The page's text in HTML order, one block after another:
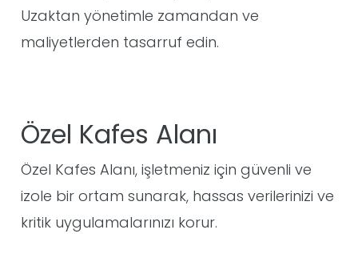
Uzaktan yönetimle zamandan ve
maliyetlerden tasarruf edin.
Özel Kafes Alanı
Özel Kafes Alanı, işletmeniz için güvenli ve
izole bir ortam sunarak, hassas verilerinizi ve
kritik uygulamalarınızı korur.